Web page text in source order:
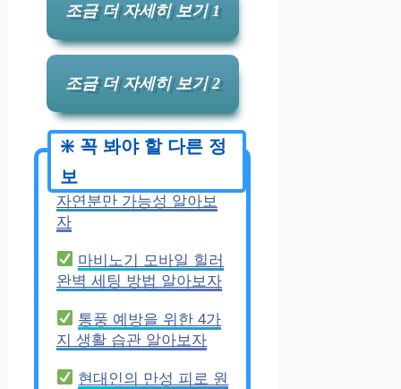
조금 더 자세히 보기 1
조금 더 자세히 보기 2
자연분만 가능성 알아보
자
마비노기 모바일 힐러
완벽 세팅 방법 알아보자
통풍 예방을 위한 4가
지 생활 습관 알아보자
현대인의 만성 피로 원